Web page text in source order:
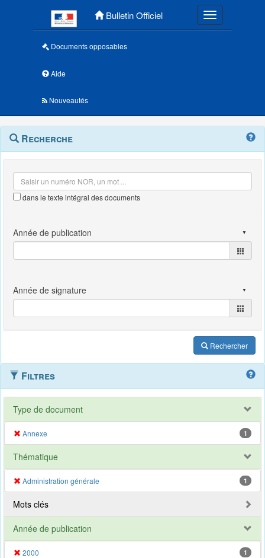
Bulletin Officiel Toggle
Documents opposables
Aide
Nouveautés
Navigation
outils
Menu
contextuel
Recherche
dans le texte intégral des documents
Rechercher
Filtres
Type de document
Annexe 1
Thématique
Administration générale 1
Mots clés
Année de publication
2000 1